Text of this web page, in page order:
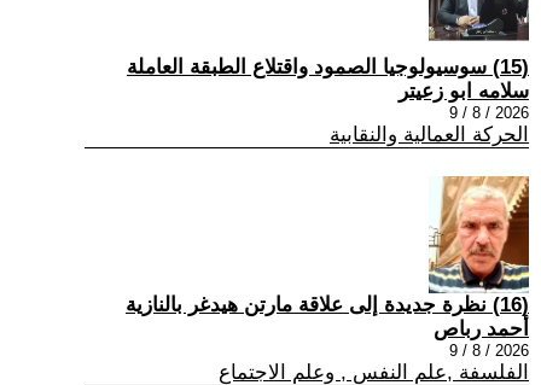
(15) سوسيولوجيا الصمود واقتلاع الطبقة العاملة
سلامه ابو زعيتر
2026 / 8 / 9
الحركة العمالية والنقابية
(16) نظرة جديدة إلى علاقة مارتن هيدغر بالنازية
أحمد رباص
2026 / 8 / 9
الفلسفة ,علم النفس , وعلم الاجتماع